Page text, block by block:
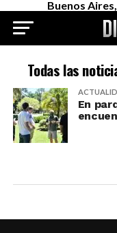
Buenos
Todas las
En